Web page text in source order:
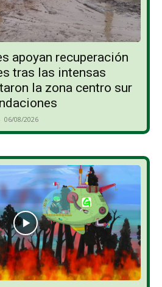
apoyan recuperación
tras las intensas
la zona centro sur
- 06/08/2026